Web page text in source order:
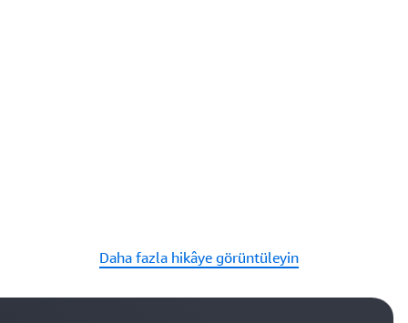
Daha fazla hikâye görüntüleyin